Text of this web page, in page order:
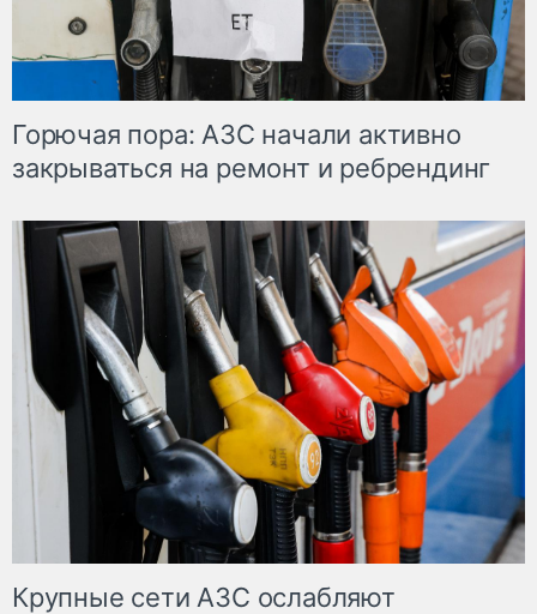
Горючая пора: АЗС начали активно
закрываться на ремонт и ребрендинг
Крупные сети АЗС ослабляют